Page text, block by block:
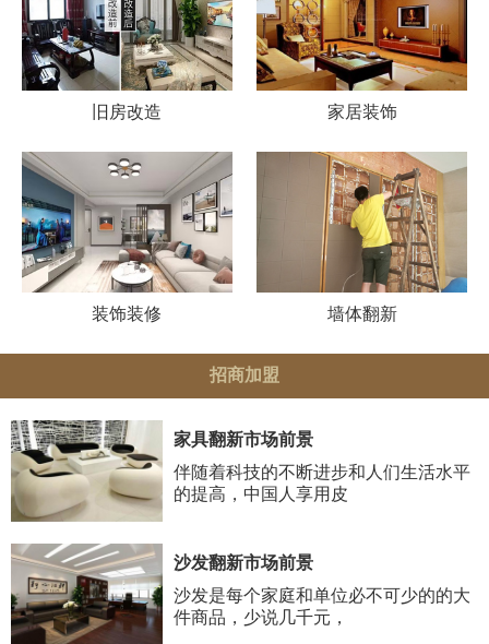
旧房改造 家居装饰
装饰装修 墙体翻新
招商加盟
家具翻新市场前景
伴随着科技的不断进步和人们生活水平
的提高，中国人享用皮
沙发翻新市场前景
沙发是每个家庭和单位必不可少的的大
件商品，少说几千元，